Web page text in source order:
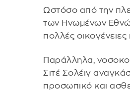
Ωστόσο από την
των Ηνωμένων
πολλές
Παράλληλα,
Σιτέ Σολέιγ
προσωπικό και